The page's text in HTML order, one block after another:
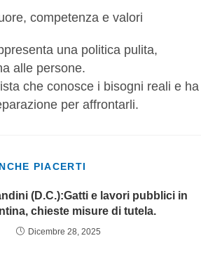
competenza e valori
una politica pulita,
alle persone.
che conosce i bisogni reali e ha
per affrontarli.
PIACERTI
(D.C.):Gatti e lavori pubblici in
chieste misure di tutela.
Dicembre 28, 2025